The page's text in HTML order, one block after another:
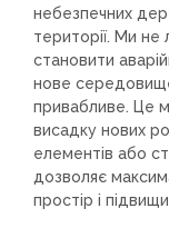
небезпечних
території. Ми
становити
нове
привабливе. Це
висадку нових
елементів або
дозволяє
простір і